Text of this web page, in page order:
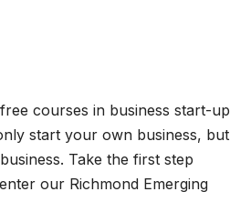
courses in business start-up
start your own business, but
Take the first step
our Richmond Emerging